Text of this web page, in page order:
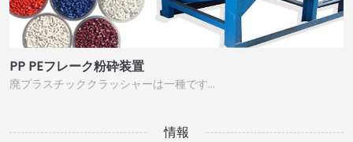
PP PEフレーク粉砕装置
廃プラスチッククラッシャーは一種です…
情報